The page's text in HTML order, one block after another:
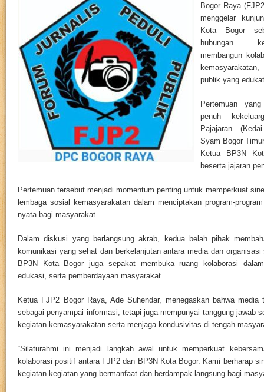
Bogor Raya
menggelar
Kota Bogor
hubungan
membangun
publik yang
Pertemuan
penuh
Pajajaran
Syam Bogor
Ketua BP3N
beserta jajaran
Pertemuan tersebut menjadi momentum penting untuk memperkuat
lembaga sosial kemasyarakatan dalam menciptakan program-
nyata bagi masyarakat.
Dalam diskusi yang berlangsung akrab, kedua belah pihak
komunikasi yang sehat dan berkelanjutan antara media dan
BP3N Kota Bogor juga sepakat membuka ruang kolaborasi
edukasi, serta pemberdayaan masyarakat.
Ketua FJP2 Bogor Raya, Ade Suhendar, menegaskan bahwa
sebagai penyampai informasi, tetapi juga mempunyai tanggung jawab
kegiatan kemasyarakatan serta menjaga kondusivitas di tengah
“Silaturahmi ini menjadi langkah awal untuk memperkuat
kolaborasi positif antara FJP2 dan BP3N Kota Bogor. Kami berharap
kegiatan-kegiatan yang bermanfaat dan berdampak langsung bagi